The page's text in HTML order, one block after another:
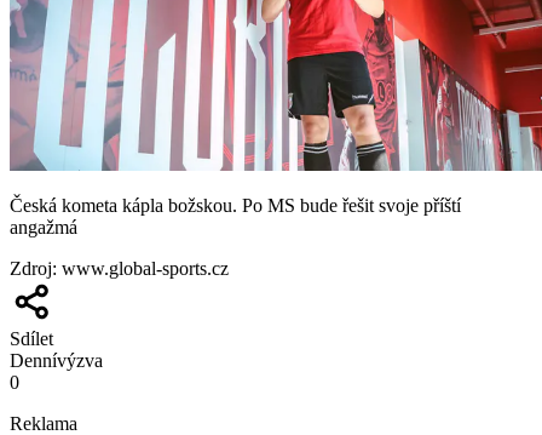
Česká kometa kápla božskou. Po MS bude řešit svoje příští
angažmá
Zdroj: www.global-sports.cz
Sdílet
Dennívýzva
0
Reklama